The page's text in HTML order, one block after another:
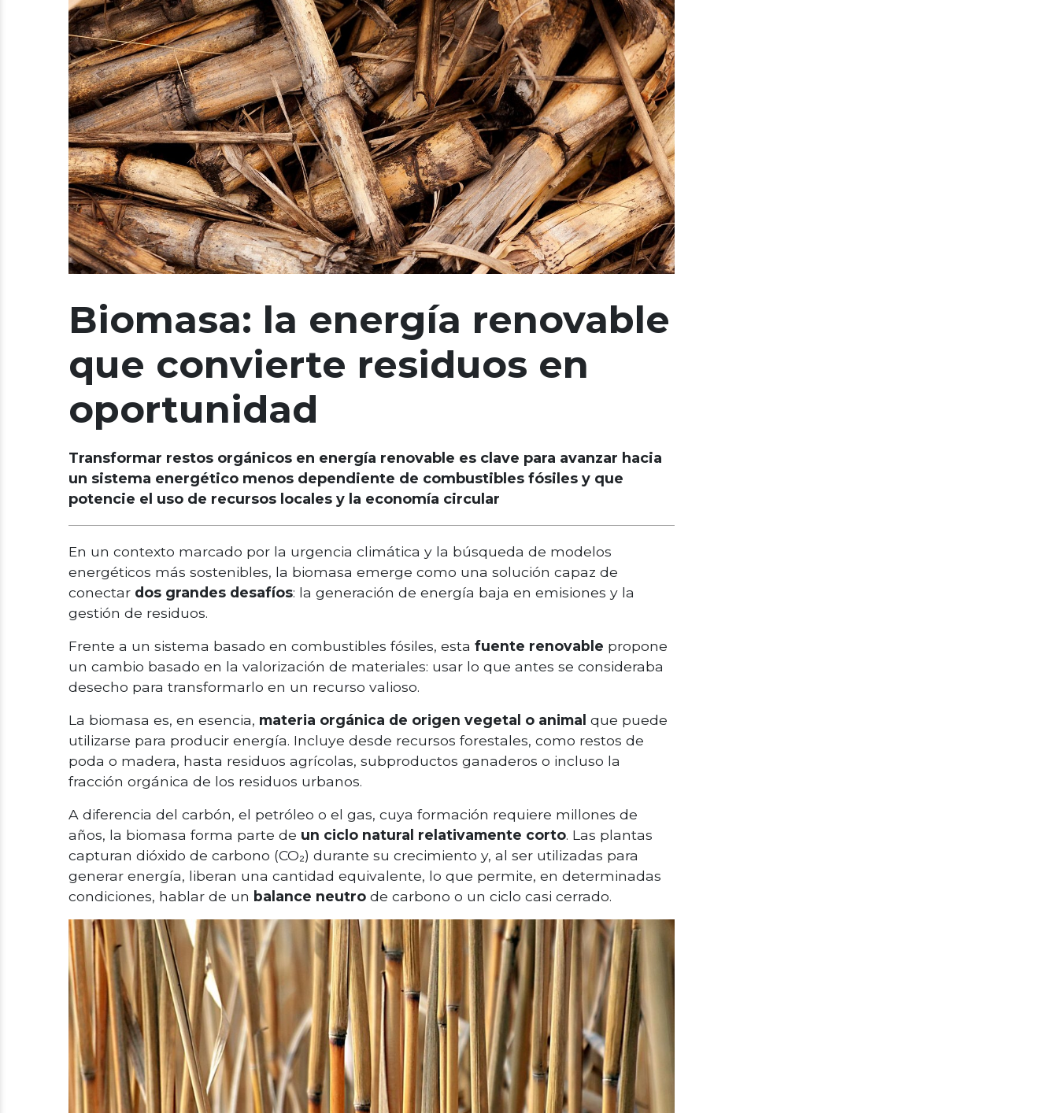
Biomasa: la energía renovable
que convierte residuos en
oportunidad
Transformar restos orgánicos en energía renovable es clave para avanzar hacia
un sistema energético menos dependiente de combustibles fósiles y que
potencie el uso de recursos locales y la economía circular
En un contexto marcado por la urgencia climática y la búsqueda de modelos
energéticos más sostenibles, la biomasa emerge como una solución capaz de
conectar dos grandes desafíos: la generación de energía baja en emisiones y la
gestión de residuos.
Frente a un sistema basado en combustibles fósiles, esta fuente renovable propone
un cambio basado en la valorización de materiales: usar lo que antes se consideraba
desecho para transformarlo en un recurso valioso.
La biomasa es, en esencia, materia orgánica de origen vegetal o animal que puede
utilizarse para producir energía. Incluye desde recursos forestales, como restos de
poda o madera, hasta residuos agrícolas, subproductos ganaderos o incluso la
fracción orgánica de los residuos urbanos.
A diferencia del carbón, el petróleo o el gas, cuya formación requiere millones de
años, la biomasa forma parte de un ciclo natural relativamente corto. Las plantas
capturan dióxido de carbono (CO₂) durante su crecimiento y, al ser utilizadas para
generar energía, liberan una cantidad equivalente, lo que permite, en determinadas
condiciones, hablar de un balance neutro de carbono o un ciclo casi cerrado.